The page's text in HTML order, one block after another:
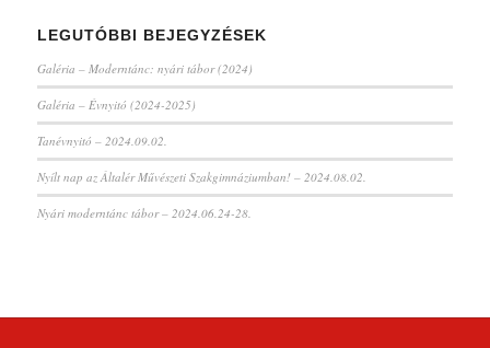
LEGUTÓBBI BEJEGYZÉSEK
Galéria – Moderntánc: nyári tábor (2024)
Galéria – Évnyitó (2024-2025)
Tanévnyitó – 2024.09.02.
Nyílt nap az Általér Művészeti Szakgimnáziumban! – 2024.08.02.
Nyári moderntánc tábor – 2024.06.24-28.